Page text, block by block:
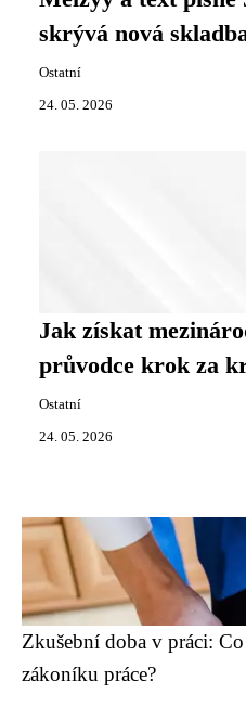
skrývá nová
Ostatní
24. 05. 2026
Jak získat
průvodce krok za
Ostatní
24. 05. 2026
Zkušební doba v práci:
zákoníku práce?